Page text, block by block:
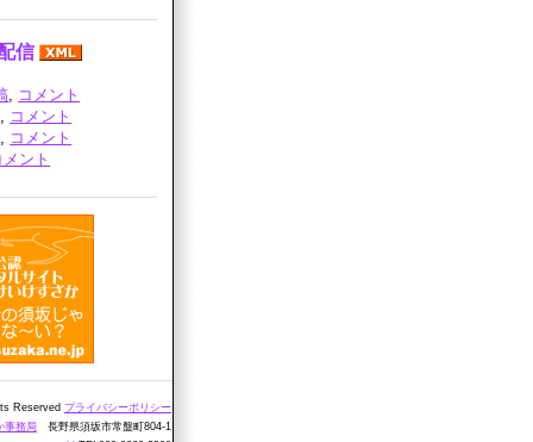
信
コメント
コメント
コメント
メント
Reserved プライバシーポリシー
事務局 長野県須坂市常盤町804-1